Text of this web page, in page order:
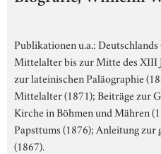
Publikationen u.a.:
Mittelalter bis zur Mitte des XIII
zur lateinischen Paläographie
Mittelalter (1871); Beiträge zur
Kirche in Böhmen und Mähren
Papsttums (1876); Anleitung zur
(1867).